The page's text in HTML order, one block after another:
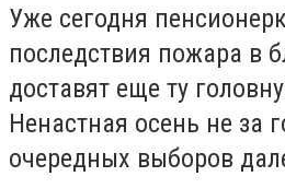
Уже сегодня
последствия пожара в
доставят еще ту
Ненастная осень не за
очередных выборов